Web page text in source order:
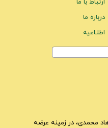
ارتباط با ما
درباره ما
اطلـاعیه
محمدی، در زمینه عرضه